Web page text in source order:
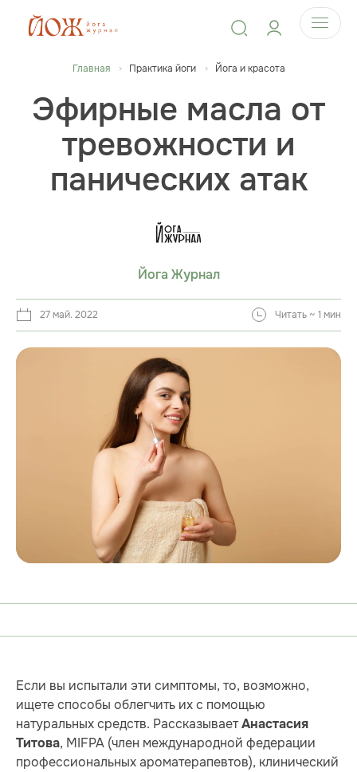
Главная Практика йоги Йога и красота
Эфирные масла от
тревожности и
панических атак
Йога Журнал
27 май. 2022 Читать ~ 1 мин
Если вы испытали эти симптомы, то, возможно,
ищете способы облегчить их с помощью
натуральных средств. РассказываетАнастасия
Титова​​, MIFPA (член международной федерации
профессиональных ароматерапевтов), клинический